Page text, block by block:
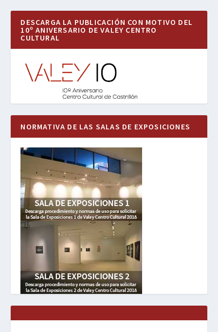
DESCARGA LA PUBLICACIÓN CON MOTIVO DEL
10º ANIVERSARIO DE VALEY CENTRO
CULTURAL
NORMATIVA DE LAS SALAS DE EXPOSICIONES